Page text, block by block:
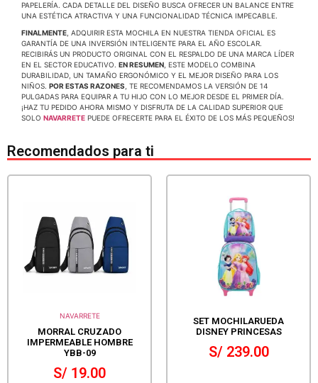
PAPELERÍA. CADA DETALLE DEL DISEÑO BUSCA OFRECER UN BALANCE ENTRE
UNA ESTÉTICA ATRACTIVA Y UNA FUNCIONALIDAD TÉCNICA IMPECABLE.
FINALMENTE , ADQUIRIR ESTA MOCHILA EN NUESTRA TIENDA OFICIAL ES
GARANTÍA DE UNA INVERSIÓN INTELIGENTE PARA EL AÑO ESCOLAR.
RECIBIRÁS UN PRODUCTO ORIGINAL CON EL RESPALDO DE UNA MARCA LÍDER
EN EL SECTOR EDUCATIVO. EN RESUMEN , ESTE MODELO COMBINA
DURABILIDAD, UN TAMAÑO ERGONÓMICO Y EL MEJOR DISEÑO PARA LOS
NIÑOS. POR ESTAS RAZONES , TE RECOMENDAMOS LA VERSIÓN DE 14
PULGADAS PARA EQUIPAR A TU HIJO CON LO MEJOR DESDE EL PRIMER DÍA.
¡HAZ TU PEDIDO AHORA MISMO Y DISFRUTA DE LA CALIDAD SUPERIOR QUE
SOLO NAVARRETE PUEDE OFRECERTE PARA EL ÉXITO DE LOS MÁS PEQUEÑOS!
Recomendados para ti
NAVARRETE
MORRAL CRUZADO
IMPERMEABLE HOMBRE
YBB-09
S/ 19.00
SET MOCHILARUEDA
DISNEY PRINCESAS
S/239.00